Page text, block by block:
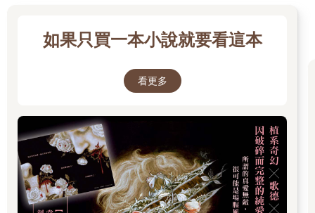
彿在為我挑選預備學校似的，最後他們才一臉嚴肅的說了聲：
「呃，就……這樣吧。」父親同意資助我一年，在經過各種拖延
比較務實的作法，是要先在市區找間房子，但那時正值溫暖時
辦公室一位年輕同事提議，一起在通勤小鎮租棟房子。這主意聽
起來很棒。他找到了那棟房子，是棟風化斑駁、像紙板搭建般的
平房，每月八十元。但到了最後一刻，公司卻派他去華盛頓，於
是只好我一個人前往鄉間。我本還有一隻狗，在牠跑掉前，至少
我還養了牠幾天。我還有一輛舊道奇轎車、和一位芬蘭女士，她
能替我整理床鋪、煮早餐，以及在電爐旁自言自語咕噥著芬蘭人
如果只買一本小說就要看這本
看更多